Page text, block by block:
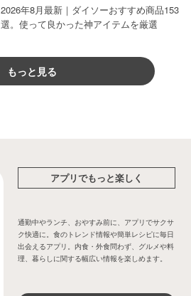
2026年8月最新｜ダイソーおすすめ商品153
選。使って良かった神アイテムを厳選
もっと見る
アプリでもっと楽しく
通勤中やランチ、おやすみ前に、アプリでサクサ
ク快適に。食のトレンド情報や簡単レシピに毎日
出会えるアプリ。内食・外食問わず、グルメや料
理、暮らしに関する幅広い情報を楽しめます。